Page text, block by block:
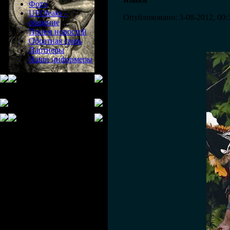
Фото
UFOleaks -
общение
Прием новостей
Обратная связь
Партнеры
Наши информеры
Опубликовано: 3-08-2012,